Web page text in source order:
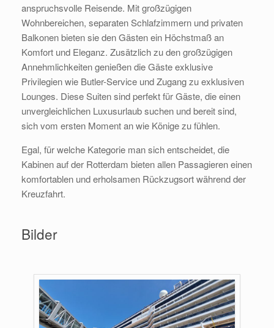
anspruchsvolle Reisende. Mit großzügigen
Wohnbereichen, separaten Schlafzimmern und privaten
Balkonen bieten sie den Gästen ein Höchstmaß an
Komfort und Eleganz. Zusätzlich zu den großzügigen
Annehmlichkeiten genießen die Gäste exklusive
Privilegien wie Butler-Service und Zugang zu exklusiven
Lounges. Diese Suiten sind perfekt für Gäste, die einen
unvergleichlichen Luxusurlaub suchen und bereit sind,
sich vom ersten Moment an wie Könige zu fühlen.
Egal, für welche Kategorie man sich entscheidet, die
Kabinen auf der Rotterdam bieten allen Passagieren einen
komfortablen und erholsamen Rückzugsort während der
Kreuzfahrt.
Bilder